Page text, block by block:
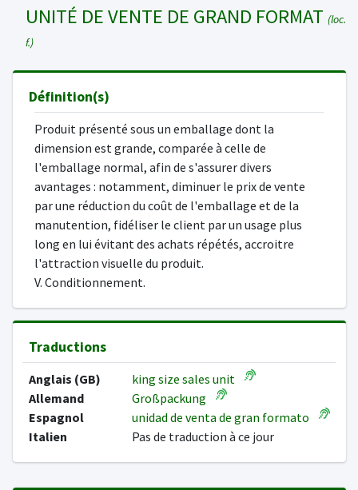
UNITÉ DE VENTE DE GRAND FORMAT (loc.
f.)
Définition(s)
Produit présenté sous un emballage dont la
dimension est grande, comparée à celle de
l'emballage normal, afin de s'assurer divers
avantages : notamment, diminuer le prix de vente
par une réduction du coût de l'emballage et de la
manutention, fidéliser le client par un usage plus
long en lui évitant des achats répétés, accroitre
l'attraction visuelle du produit.
V. Conditionnement.
Traductions
Anglais (GB)
king size sales unit
Allemand
Großpackung
Espagnol
unidad de venta de gran formato
Italien
Pas de traduction à ce jour